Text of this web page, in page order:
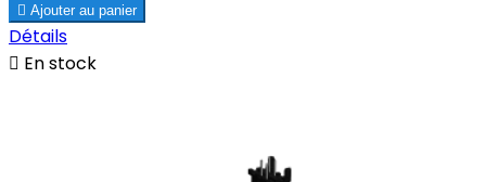
 Ajouter au panier
Détails
 En stock